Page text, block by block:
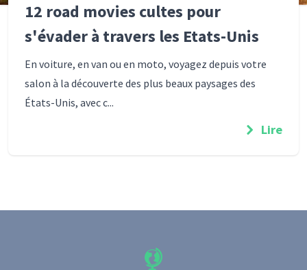
12 road movies cultes pour
s'évader à travers les Etats-Unis
En voiture, en van ou en moto, voyagez depuis votre
salon à la découverte des plus beaux paysages des
États-Unis, avec c...
Lire